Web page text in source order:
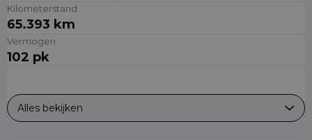
Kilometerstand
65.393 km
Vermogen
102 pk
Alles bekijken